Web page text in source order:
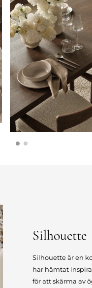
Silhouette
Silhouette är en
har hämtat
för att skärma av